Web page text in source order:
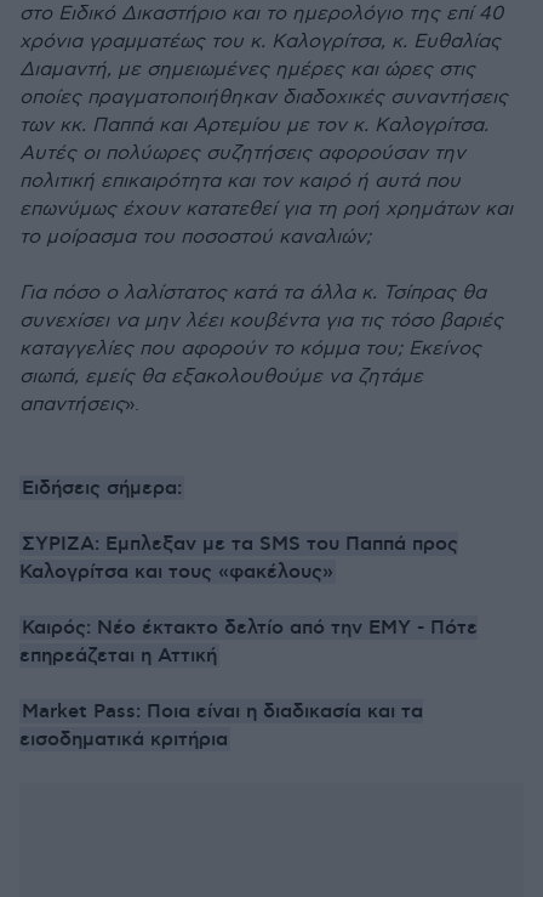
στο Ειδικό Δικαστήριο και το ημερολόγιο της επί 40
χρόνια γραμματέως του κ. Καλογρίτσα, κ. Ευθαλίας
Διαμαντή, με σημειωμένες ημέρες και ώρες στις
οποίες πραγματοποιήθηκαν διαδοχικές συναντήσεις
των κκ. Παππά και Αρτεμίου με τον κ. Καλογρίτσα.
Αυτές οι πολύωρες συζητήσεις αφορούσαν την
πολιτική επικαιρότητα και τον καιρό ή αυτά που
επωνύμως έχουν κατατεθεί για τη ροή χρημάτων και
το μοίρασμα του ποσοστού καναλιών;
Για πόσο ο λαλίστατος κατά τα άλλα κ. Τσίπρας θα
συνεχίσει να μην λέει κουβέντα για τις τόσο βαριές
καταγγελίες που αφορούν το κόμμα του; Εκείνος
σιωπά, εμείς θα εξακολουθούμε να ζητάμε
απαντήσεις».
Ειδήσεις σήμερα:
ΣΥΡΙΖΑ: Eμπλεξαν με τα SMS του Παππά προς
Καλογρίτσα και τους «φακέλους»
Καιρός: Νέο έκτακτο δελτίο από την ΕΜΥ - Πότε
επηρεάζεται η Αττική
Market Pass: Ποια είναι η διαδικασία και τα
εισοδηματικά κριτήρια